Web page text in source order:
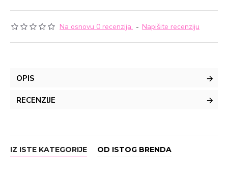
Na osnovu 0 recenzija. - Napišite recenziju
OPIS
RECENZIJE
IZ ISTE KATEGORIJE OD ISTOG BRENDA